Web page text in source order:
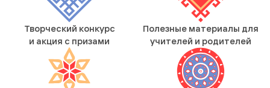
Творческий конкурс
и акция с призами
Полезные материалы для
учителей и родителей